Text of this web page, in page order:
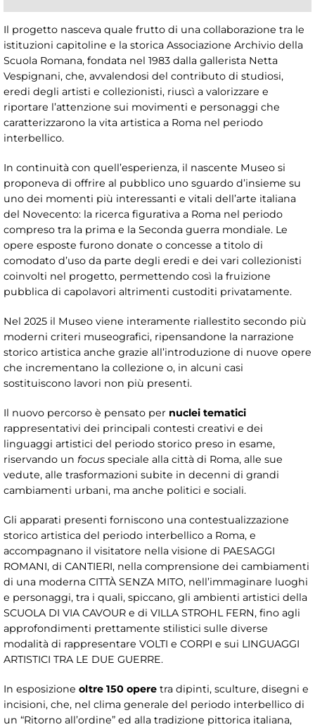
Il progetto nasceva quale frutto di una collaborazione tra le
istituzioni capitoline e la storica Associazione Archivio della
Scuola Romana, fondata nel 1983 dalla gallerista Netta
Vespignani, che, avvalendosi del contributo di studiosi,
eredi degli artisti e collezionisti, riuscì a valorizzare e
riportare l’attenzione sui movimenti e personaggi che
caratterizzarono la vita artistica a Roma nel periodo
interbellico.
In continuità con quell’esperienza, il nascente Museo si
proponeva di offrire al pubblico uno sguardo d’insieme su
uno dei momenti più interessanti e vitali dell’arte italiana
del Novecento: la ricerca figurativa a Roma nel periodo
compreso tra la prima e la Seconda guerra mondiale. Le
opere esposte furono donate o concesse a titolo di
comodato d’uso da parte degli eredi e dei vari collezionisti
coinvolti nel progetto, permettendo così la fruizione
pubblica di capolavori altrimenti custoditi privatamente.
Nel 2025 il Museo viene interamente riallestito secondo più
moderni criteri museografici, ripensandone la narrazione
storico artistica anche grazie all’introduzione di nuove opere
che incrementano la collezione o, in alcuni casi
sostituiscono lavori non più presenti.
Il nuovo percorso è pensato per nuclei tematici
rappresentativi dei principali contesti creativi e dei
linguaggi artistici del periodo storico preso in esame,
riservando un focus speciale alla città di Roma, alle sue
vedute, alle trasformazioni subite in decenni di grandi
cambiamenti urbani, ma anche politici e sociali.
Gli apparati presenti forniscono una contestualizzazione
storico artistica del periodo interbellico a Roma, e
accompagnano il visitatore nella visione di PAESAGGI
ROMANI, di CANTIERI, nella comprensione dei cambiamenti
di una moderna CITTÀ SENZA MITO, nell’immaginare luoghi
e personaggi, tra i quali, spiccano, gli ambienti artistici della
SCUOLA DI VIA CAVOUR e di VILLA STROHL FERN, fino agli
approfondimenti prettamente stilistici sulle diverse
modalità di rappresentare VOLTI e CORPI e sui LINGUAGGI
ARTISTICI TRA LE DUE GUERRE.
In esposizione oltre 150 opere tra dipinti, sculture, disegni e
incisioni, che, nel clima generale del periodo interbellico di
un “Ritorno all’ordine” ed alla tradizione pittorica italiana,